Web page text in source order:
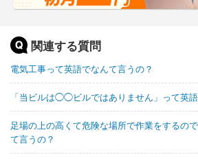
関連する質問
電気工事って英語でなんて言うの？
「当ビルは◯◯ビルではありません」って英
足場の上の高くて危険な場所で作業をするの
て言うの？